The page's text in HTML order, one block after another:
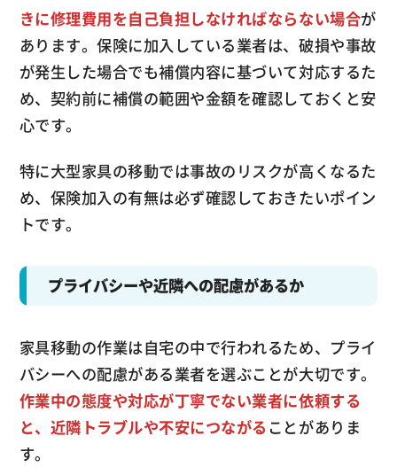
きに修理費用を自己負担しなければならない場合が
あります。保険に加入している業者は、破損や事故
が発生した場合でも補償内容に基づいて対応するた
め、契約前に補償の範囲や金額を確認しておくと安
心です。
特に大型家具の移動では事故のリスクが高くなるた
め、保険加入の有無は必ず確認しておきたいポイン
トです。
プライバシーや近隣への配慮があるか
家具移動の作業は自宅の中で行われるため、プライ
バシーへの配慮がある業者を選ぶことが大切です。
作業中の態度や対応が丁寧でない業者に依頼する
と、近隣トラブルや不安につながる ことがありま
す。